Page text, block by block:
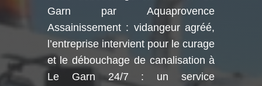
Garn par Aquaprovence
Assainissement : vidangeur agréé,
l’entreprise intervient pour le curage
et le débouchage de canalisation à
Le Garn24/7 : un service